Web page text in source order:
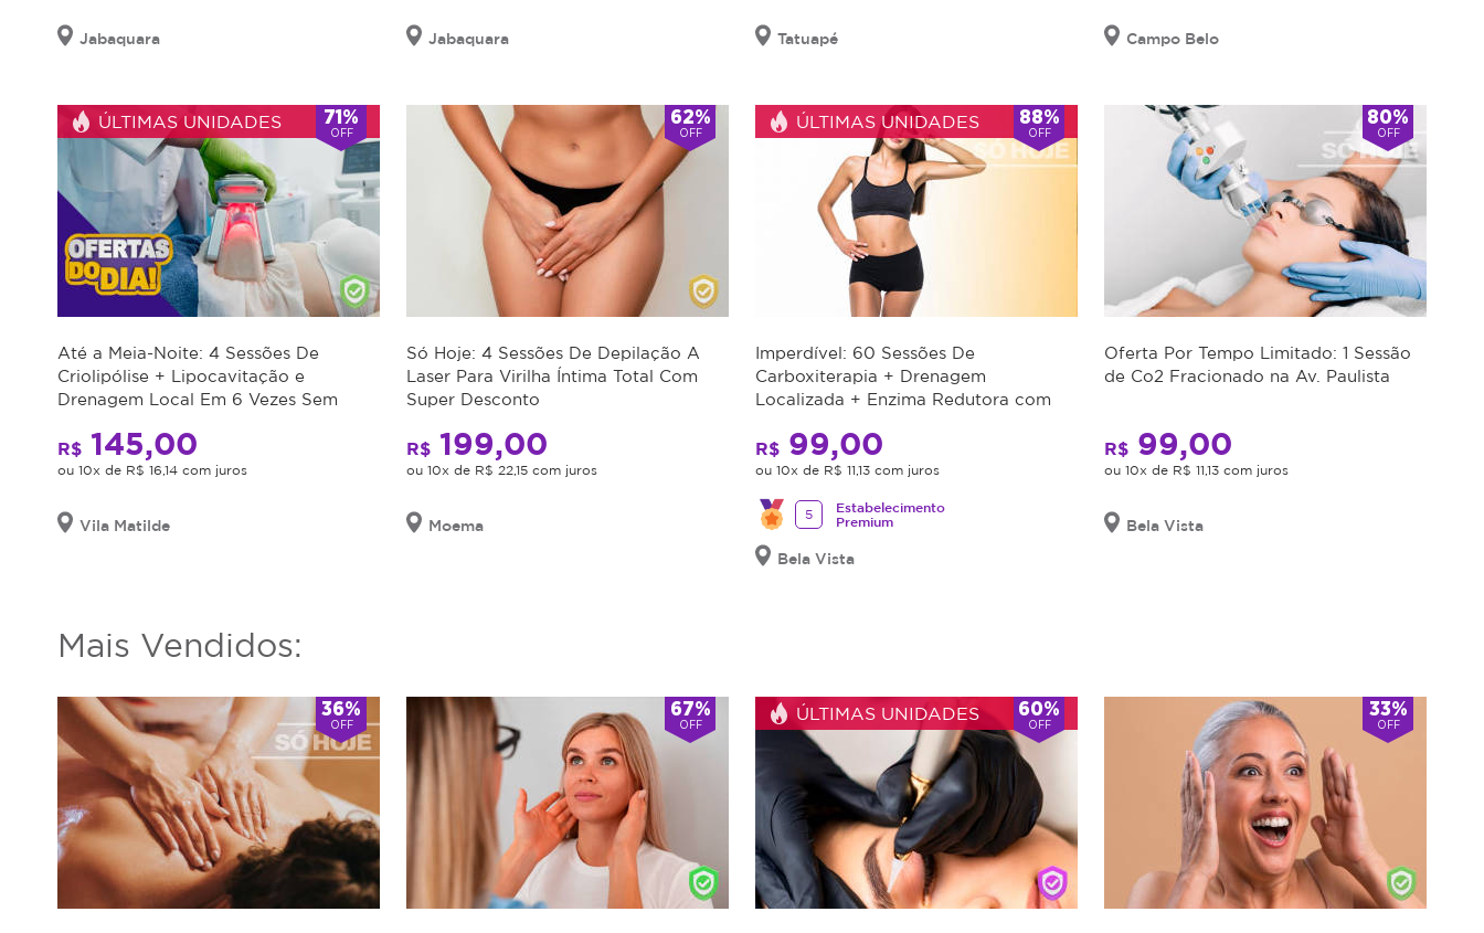
Sábado
horários
podem
feriados
datas
comemorativas.
Regras
da
Oferta
válido
por
dias
da
Perfil
do
Cliente:
Feminino
Masculino.
Caso
Jabaquara Jabaquara Tatuapé Campo Belo
ÚLTIMAS UNIDADES 71%
OFF
Até a Meia-Noite: 4 Sessões De
Criolipólise + Lipocavitação e
Drenagem Local Em 6 Vezes Sem
R$ 145,00
ou 10x de R$ 16,14 com juros
Vila Matilde
62%
OFF
Só Hoje: 4 Sessões De Depilação A
Laser Para Virilha Íntima Total Com
Super Desconto
R$ 199,00
ou 10x de R$ 22,15 com juros
Moema
ÚLTIMAS UNIDADES 88%
OFF
Imperdível: 60 Sessões De
Carboxiterapia + Drenagem
Localizada + Enzima Redutora com
R$ 99,00
ou 10x de R$ 11,13 com juros
5
Estabelecimento
Premium
Bela Vista
80%
OFF
Oferta Por Tempo Limitado: 1 Sessão
de Co2 Fracionado na Av. Paulista
R$ 99,00
ou 10x de R$ 11,13 com juros
Bela Vista
Mais Vendidos:
36%
OFF
67%
OFF
ÚLTIMAS UNIDADES 60%
OFF
33%
OFF